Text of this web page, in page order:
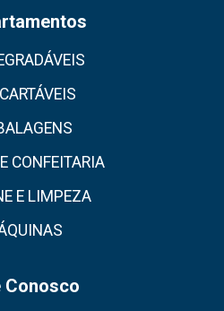
CONFEITARIA
E LIMPEZA
Conosco